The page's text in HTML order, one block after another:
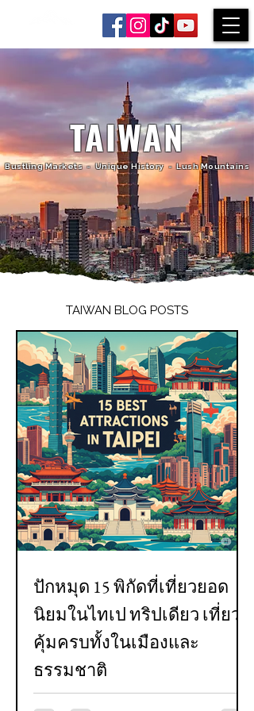
TAIWAN
Bustling Markets - Unique History - Lush Mountains
TAIWAN BLOG POSTS
ปักหมุด 15 พิกัดที่เที่ยวยอด
นิยมในไทเป ทริปเดียว เที่ยว
คุ้มครบทั้งในเมืองและ
ธรรมชาติ